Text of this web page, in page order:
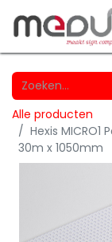
Alle producten
Hexis
30m x 1050mm